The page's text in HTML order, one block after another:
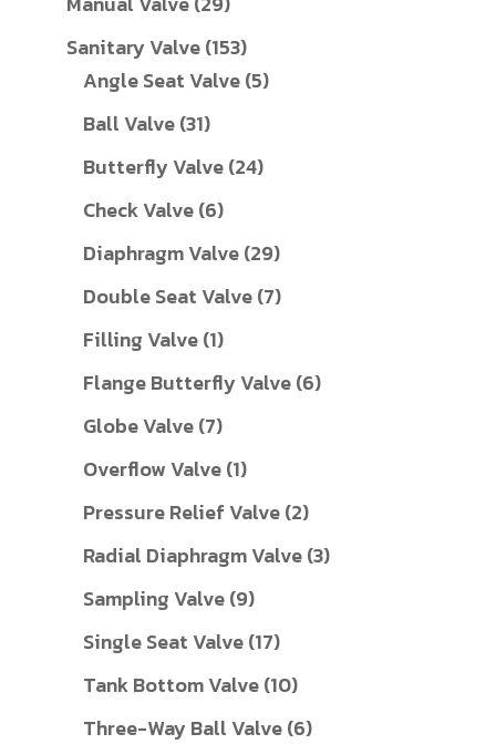
สินค้า
Sanitary Valve 153153
สินค้า
Angle Seat Valve 55
Ball Valve 3131
สินค้า
Butterfly Valve 2424
Check Valve 66
สินค้า
Diaphragm Valve 2929
สินค้า
Double Seat Valve 77
Filling Valve 11
สินค้า
Flange Butterfly Valve 66
Globe Valve 77
สินค้า
Overflow Valve 11
สินค้า
Pressure Relief Valve 22
สินค้า
Radial Diaphragm Valve 33
Sampling Valve 99
สินค้า
Single Seat Valve 1717
สินค้า
Tank Bottom Valve 1010
สินค้า
Three-Way Ball Valve 66